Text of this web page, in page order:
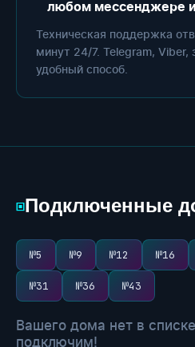
любом мессенджере
Техническая поддержка
минут 24/7. Telegram,
удобный способ.
▣Подключенные
№5 №9 №12 №16
№31 №36 №43
Вашего дома нет в
подключим!